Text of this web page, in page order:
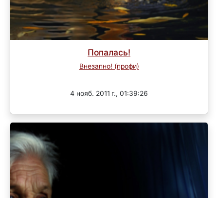
Попалась!
Внезапно! (профи)
4 нояб. 2011 г., 01:39:26